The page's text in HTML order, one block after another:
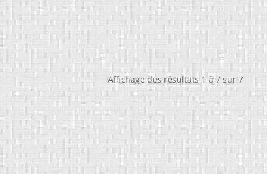
Affichage des résultats 1 à 7 sur 7